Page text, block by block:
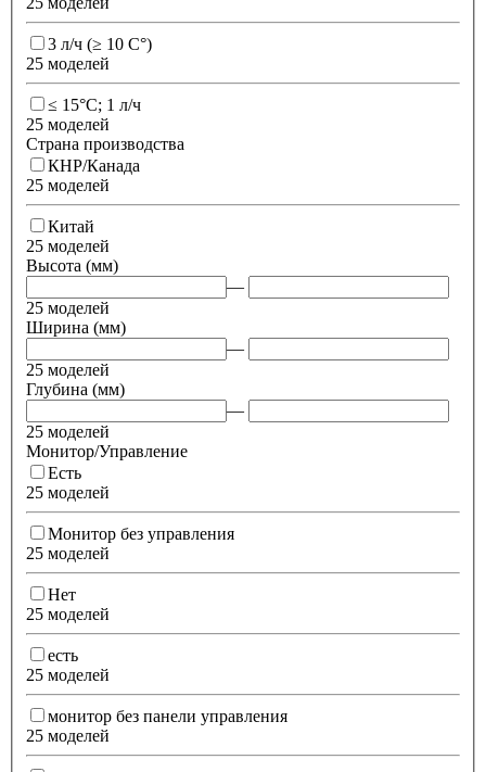
3 л/ч (≥ 10 C°)
25 моделей
≤ 15°С; 1 л/ч
25 моделей
Страна производства
КНР/Канада
25 моделей
Китай
25 моделей
Высота (мм)
—
25 моделей
Ширина (мм)
—
25 моделей
Глубина (мм)
—
25 моделей
Монитор/Управление
Есть
25 моделей
Монитор без управления
25 моделей
Нет
25 моделей
есть
25 моделей
монитор без панели управления
25 моделей